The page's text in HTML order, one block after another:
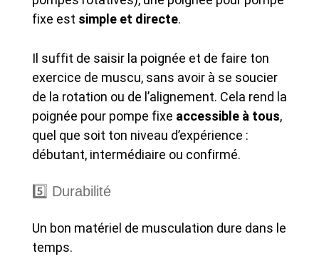
fixe est simple et directe.
Il suffit de saisir la poignée et de faire ton
exercice de muscu, sans avoir à se soucier
de la rotation ou de l’alignement. Cela rend la
poignée pour pompe fixe accessible à tous,
quel que soit ton niveau d’expérience :
débutant, intermédiaire ou confirmé.
5️⃣ Durabilité
Un bon matériel de musculation dure dans le
temps.